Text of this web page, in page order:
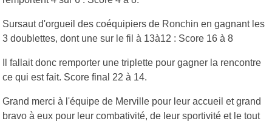
Sursaut d'orgueil des coéquipiers de Ronchin en gagnant les
3 doublettes, dont une sur le fil à 13à12 : Score 16 à 8
Il fallait donc remporter une triplette pour gagner la rencontre
ce qui est fait. Score final 22 à 14.
Grand merci à l'équipe de Merville pour leur accueil et grand
bravo à eux pour leur combativité, de leur sportivité et le tout